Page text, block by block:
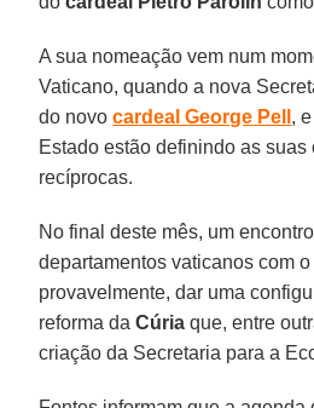
A sua nomeação vem num
Vaticano, quando a nova
do novocardeal George Pell ,
Estado estão definindo as suas
recíprocas.
No final deste mês, um
departamentos vaticanos com o
provavelmente, dar uma
reforma daCúria que, entre
criação da Secretaria para a